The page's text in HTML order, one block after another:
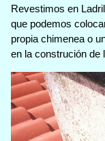
Revestimos en
que podemos
propia chimenea o
en la construción de